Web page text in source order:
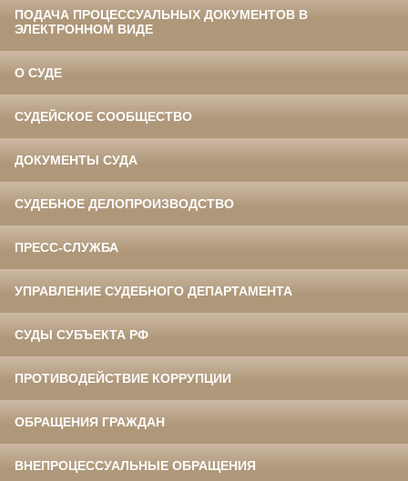
ПОДАЧА ПРОЦЕССУАЛЬНЫХ ДОКУМЕНТОВ В
ЭЛЕКТРОННОМ ВИДЕ
О СУДЕ
СУДЕЙСКОЕ СООБЩЕСТВО
ДОКУМЕНТЫ СУДА
СУДЕБНОЕ ДЕЛОПРОИЗВОДСТВО
ПРЕСС-СЛУЖБА
УПРАВЛЕНИЕ СУДЕБНОГО ДЕПАРТАМЕНТА
СУДЫ СУБЪЕКТА РФ
ПРОТИВОДЕЙСТВИЕ КОРРУПЦИИ
ОБРАЩЕНИЯ ГРАЖДАН
ВНЕПРОЦЕССУАЛЬНЫЕ ОБРАЩЕНИЯ